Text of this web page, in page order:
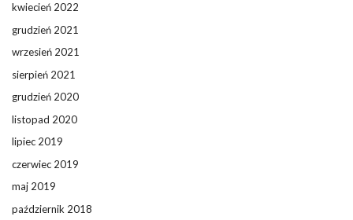
kwiecień 2022
grudzień 2021
wrzesień 2021
sierpień 2021
grudzień 2020
listopad 2020
lipiec 2019
czerwiec 2019
maj 2019
październik 2018